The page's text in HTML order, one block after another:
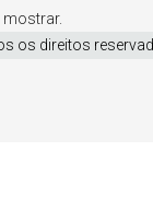
os direitos